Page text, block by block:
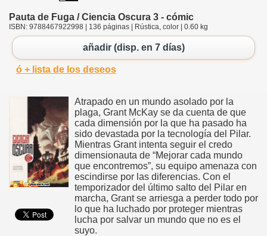
Pauta de Fuga / Ciencia Oscura 3 - cómic
ISBN: 9788467922998 | 136 páginas | Rústica, color | 0.60 kg
añadir (disp. en 7 días)
ó + lista de los deseos
Atrapado en un mundo asolado por la
plaga, Grant McKay se da cuenta de que
cada dimensión por la que ha pasado ha
sido devastada por la tecnología del Pilar.
Mientras Grant intenta seguir el credo
dimensionauta de “Mejorar cada mundo
que encontremos”, su equipo amenaza con
escindirse por las diferencias. Con el
temporizador del último salto del Pilar en
marcha, Grant se arriesga a perder todo por
lo que ha luchado por proteger mientras
lucha por salvar un mundo que no es el
suyo.